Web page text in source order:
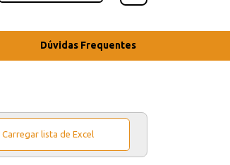
Dúvidas Frequentes
Carregar lista de Excel